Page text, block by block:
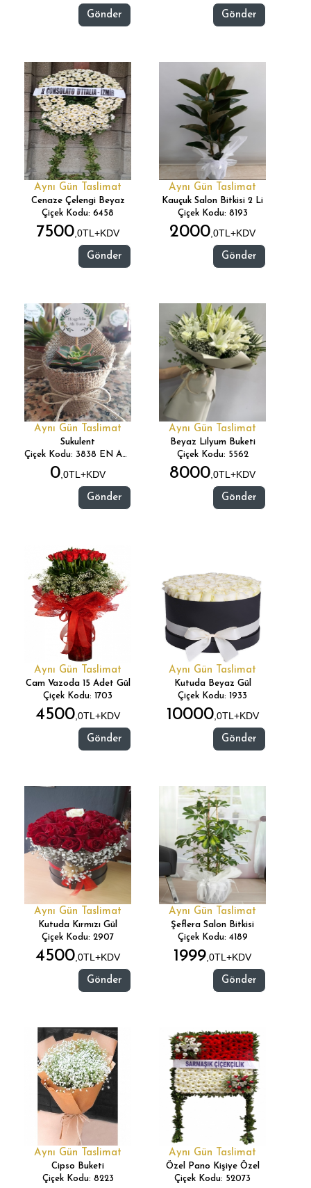
Gönder Gönder
Aynı Gün Taslimat
Cenaze Çelengi Beyaz
Çiçek Kodu: 6458
7500,0TL+KDV
Gönder
Aynı Gün Taslimat
Kauçuk Salon Bitkisi 2 Li
Çiçek Kodu: 8193
2000,0TL+KDV
Gönder
Aynı Gün Taslimat
Sukulent
Çiçek Kodu: 3838 EN AZ 50 ADET SİPARİŞ VEREBİLİRSİNİZ
0,0TL+KDV
Gönder
Aynı Gün Taslimat
Beyaz Lilyum Buketi
Çiçek Kodu: 5562
8000,0TL+KDV
Gönder
Aynı Gün Taslimat
Cam Vazoda 15 Adet Gül
Çiçek Kodu: 1703
4500,0TL+KDV
Gönder
Aynı Gün Taslimat
Kutuda Beyaz Gül
Çiçek Kodu: 1933
10000,0TL+KDV
Gönder
Aynı Gün Taslimat
Kutuda Kırmızı Gül
Çiçek Kodu: 2907
4500,0TL+KDV
Gönder
Aynı Gün Taslimat
Şeflera Salon Bitkisi
Çiçek Kodu: 4189
1999,0TL+KDV
Gönder
Aynı Gün Taslimat
Cipso Buketi
Çiçek Kodu: 8223
Aynı Gün Taslimat
Özel Pano Kişiye Özel
Çiçek Kodu: 52073